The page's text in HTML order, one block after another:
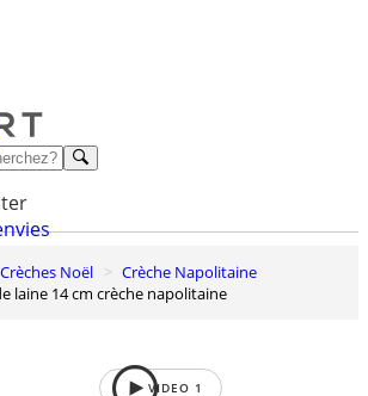
Crèches Noël
Crèche Napolitaine
laine 14 cm crèche napolitaine
VIDEO 1